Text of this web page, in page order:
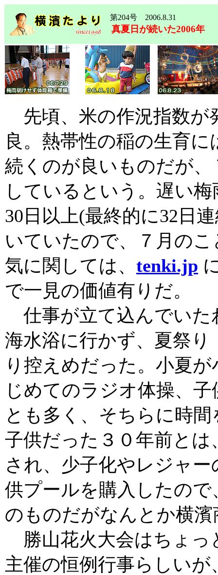
第204号 2006.8.31
真夏日が続いた2006年
先頃、米の作況指数が
良。熱帯性の稲の生育
続くのが良いものだが
しているという。遅い
30日以上(最終的に32日
いていたので、７月の
気に関しては、 tenki.jp
で一見の価値有りだ。
仕事が立て込んでいた
海水浴に行かず、夏祭
り控えめだった。小夏
じめてのラジオ体操、
とも多く、そちらに時
子供だった３０年前と
され、少子化やレジャ
供プールを購入したの
のものだがなんとか横
勝山花火大会はちょっ
主催の恒例行事らしい